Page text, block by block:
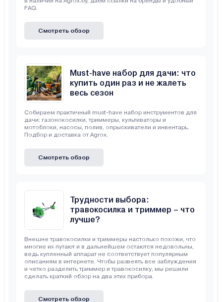
FAQ.
Смотреть обзор
Must-have набор для дачи: что
купить один раз и не жалеть
весь сезон
Собираем практичный must-have набор инструментов для
дачи: газонокосилки, триммеры, культиваторы и
мотоблоки, насосы, полив, опрыскиватели и инвентарь.
Подбор и доставка от Agrox.
Смотреть обзор
Трудности выбора:
травокосилка и триммер – что
лучше?
Внешне травокосилки и триммеры настолько похожи, что
многие их путают и в дальнейшем остаются недовольны,
ведь купленный аппарат не соответствует популярным
описаниям в интернете. Чтобы развеять все заблуждения
и четко разделить триммер и травокосилку, мы решили
сделать краткий обзор на два этих прибора.
Смотреть обзор